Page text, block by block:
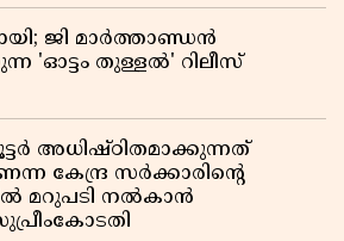
ജി മാർത്താണ്ഡൻ
'ഓട്ടം തുള്ളൽ' റിലീസ്
അധിഷ്ഠിതമാക്കുന്നത്
കേന്ദ്ര സർക്കാരിൻ്റെ
മറുപടി നൽകാൻ